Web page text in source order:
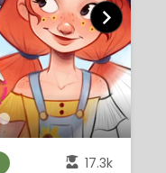
17.3k